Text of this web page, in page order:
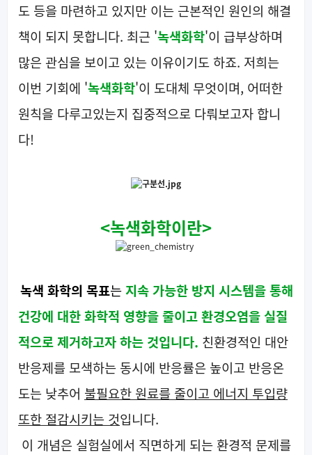
도 등을 마련하고 있지만 이는 근본적인 원인의 해결
책이 되지 못합니다. 최근 '녹색화학'이 급부상하며
많은 관심을 보이고 있는 이유이기도 하죠. 저희는
이번 기회에 '녹색화학'이 도대체 무엇이며, 어떠한
원칙을 다루고있는지 집중적으로 다뤄보고자 합니
다!
<녹색화학이란>
녹색 화학의 목표는지속 가능한 방지 시스템을 통해
건강에 대한 화학적 영향을 줄이고 환경오염을 실질
적으로 제거하고자 하는 것입니다. 친환경적인 대안
반응제를 모색하는 동시에 반응률은 높이고 반응온
도는 낮추어 불필요한 원료를 줄이고 에너지 투입량
또한 절감시키는 것입니다.
이 개념은 실험실에서 직면하게 되는 환경적 문제를